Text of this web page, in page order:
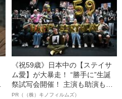
《祝59歳》日本中の【ステイサ
ム愛】が大暴走！ “勝手に”生誕
祭試写会開催！ 主演も助演も全
部ステイサム！「ステサミー
PR（（株）キノフィルムズ）